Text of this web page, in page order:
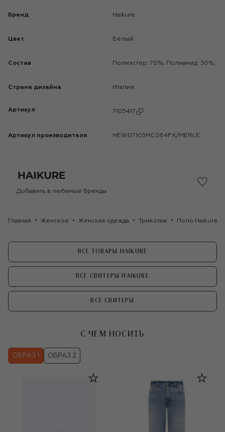
Бренд Haikure
Цвет Белый
Состав Полиэстер: 70%; Полиамид: 30%;
Страна дизайна Италия
Артикул 7105417
Артикул производителя HEW07105MC064PX/MERLE
Добавить в любимые бренды
Главная Женское Женская одежда Трикотаж Поло Haikure
ВСЕ ТОВАРЫ HAIKURE
ВСЕ СВИТЕРЫ HAIKURE
ВСЕ СВИТЕРЫ
С ЧЕМ НОСИТЬ
ОБРАЗ 1 ОБРАЗ 2